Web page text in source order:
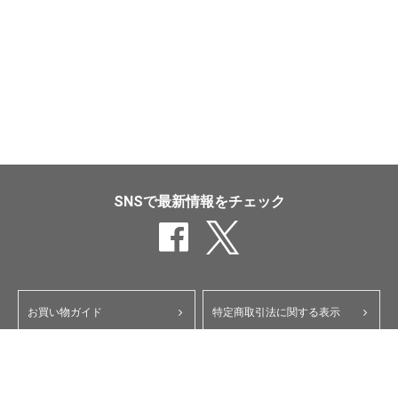
SNSで最新情報をチェック
お買い物ガイド 特定商取引法に関する表示